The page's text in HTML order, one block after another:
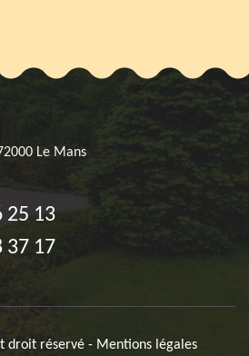
Le Mans
25 13
37 17
droit réservé - Mentions légales